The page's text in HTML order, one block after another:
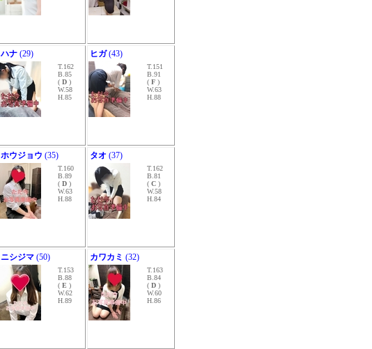
ハナ (29)
T.162
B.85
( D )
W.58
H.85
ヒガ(43)
T.151
B.91
( F )
W.63
H.88
ホウジョウ (35)
T.160
B.89
( D )
W.63
H.88
タオ (37)
T.162
B.81
( C )
W.58
H.84
ニシジマ (50)
T.153
B.88
( E )
W.62
H.89
カワカミ (32)
T.163
B.84
( D )
W.60
H.86